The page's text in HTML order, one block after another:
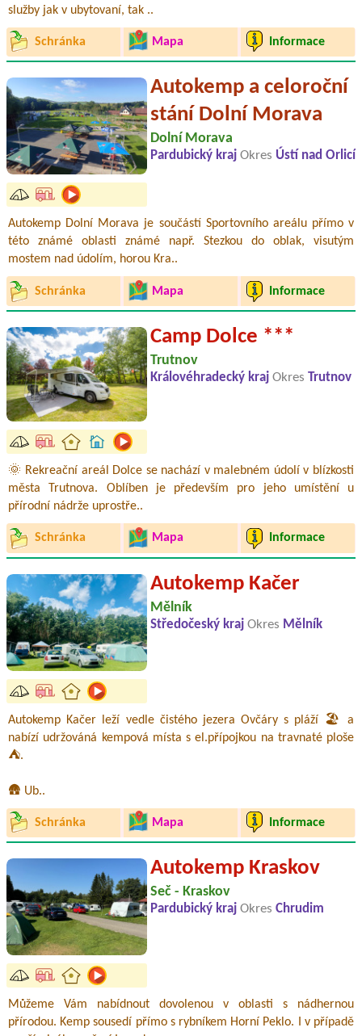
služby jak v ubytovaní, tak ..
Schránka Mapa Informace
Autokemp a celoroční
stání Dolní Morava
Dolní Morava
Pardubický kraj Okres Ústí nad Orlicí
Autokemp Dolní Morava je součástí Sportovního areálu přímo v
této známé oblasti známé např. Stezkou do oblak, visutým
mostem nad údolím, horou Kra..
Schránka Mapa Informace
Camp Dolce ***
Trutnov
Královéhradecký kraj Okres Trutnov
🌞 Rekreační areál Dolce se nachází v malebném údolí v blízkosti
města Trutnova. Oblíben je především pro jeho umístění u
přírodní nádrže uprostře..
Schránka Mapa Informace
Autokemp Kačer
Mělník
Středočeský kraj Okres Mělník
Autokemp Kačer leží vedle čistého jezera Ovčáry s pláží 🏖️ a
nabízí udržováná kempová místa s el.přípojkou na travnaté ploše
⛺.
🛖 Ub..
Schránka Mapa Informace
Autokemp Kraskov
Seč - Kraskov
Pardubický kraj Okres Chrudim
Můžeme Vám nabídnout dovolenou v oblasti s nádhernou
přírodou. Kemp sousedí přímo s rybníkem Horní Peklo. I v případě